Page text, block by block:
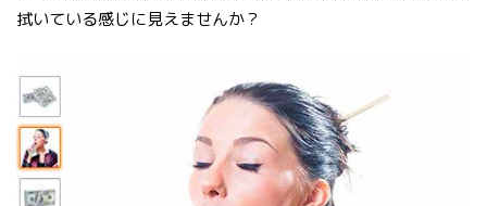
拭いている感じに見えませんか？